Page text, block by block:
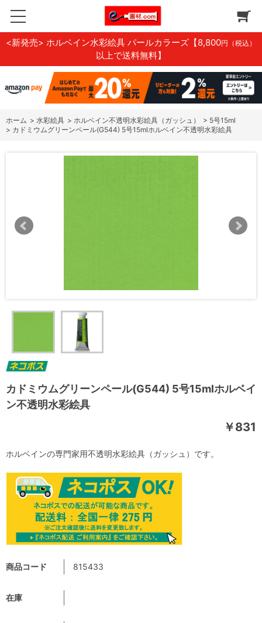
<新発売> ホルベイン水彩絵具 パールカラーズ 【8,800円（税込）
以上で送料無料】
ホーム > 水彩絵具 > ホルベイン不透明水彩絵具（ガッシュ） > 5号15ml
> カドミウムグリーンペール(G544) 5号15mlホルベイン不透明水彩絵具
カドミウムグリーンペール(G544) 5号15mlホルベイ
ン不透明水彩絵具
￥831
商品コード 815433
在庫
ホルベインの専門家用不透明水彩絵具（ガッシュ）です。